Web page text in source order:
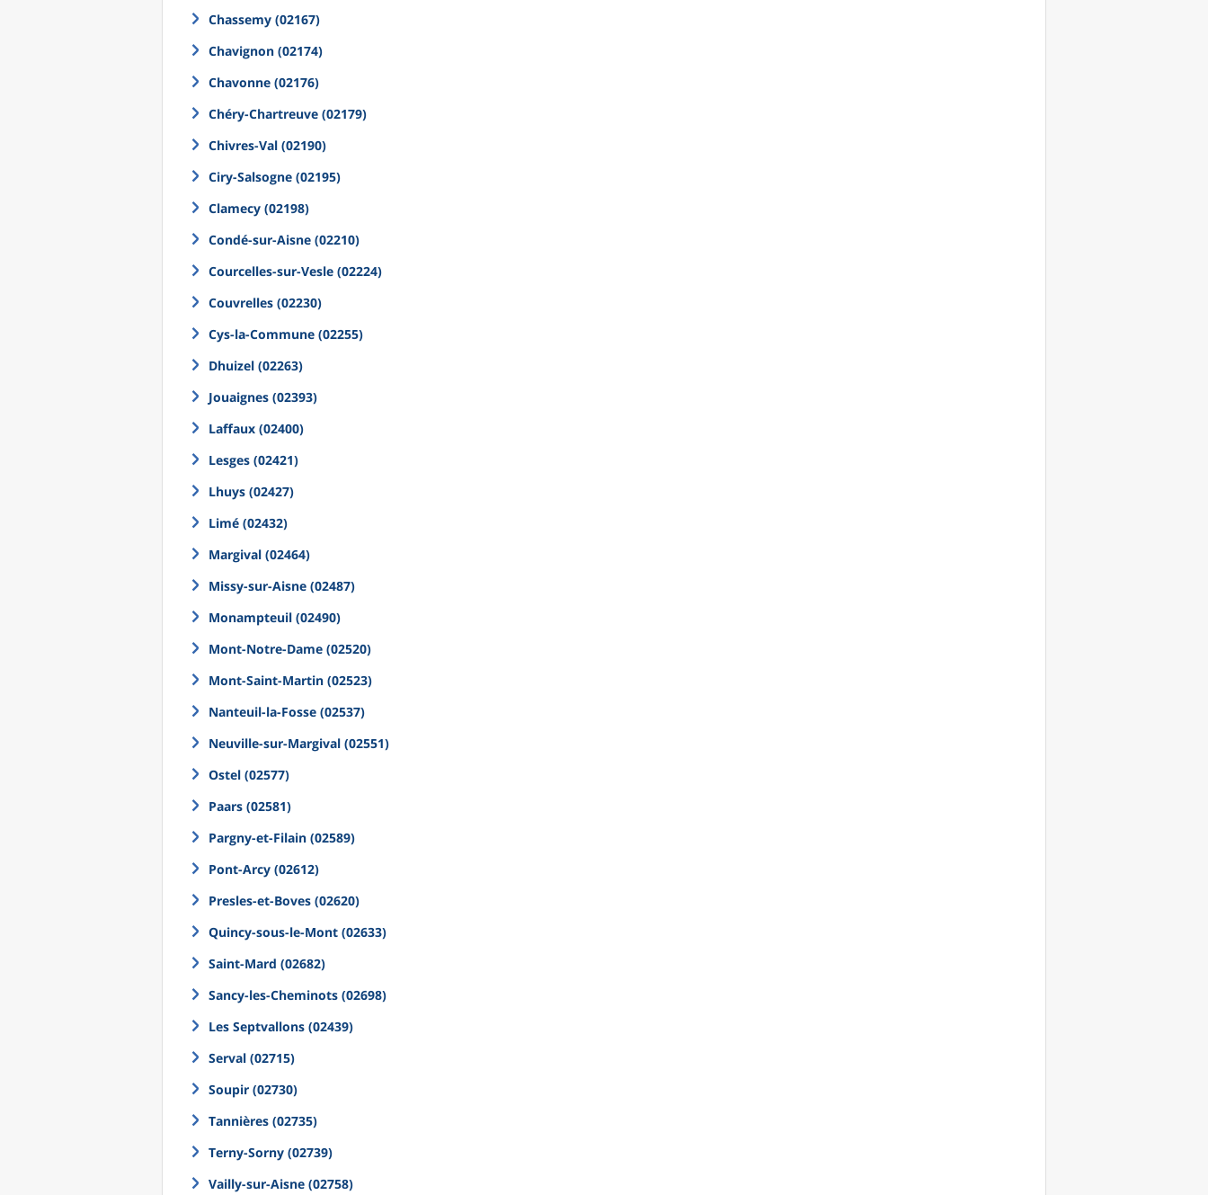
Chassemy (02167)
Chavignon (02174)
Chavonne (02176)
Chéry-Chartreuve (02179)
Chivres-Val (02190)
Ciry-Salsogne (02195)
Clamecy (02198)
Condé-sur-Aisne (02210)
Courcelles-sur-Vesle (02224)
Couvrelles (02230)
Cys-la-Commune (02255)
Dhuizel (02263)
Jouaignes (02393)
Laffaux (02400)
Lesges (02421)
Lhuys (02427)
Limé (02432)
Margival (02464)
Missy-sur-Aisne (02487)
Monampteuil (02490)
Mont-Notre-Dame (02520)
Mont-Saint-Martin (02523)
Nanteuil-la-Fosse (02537)
Neuville-sur-Margival (02551)
Ostel (02577)
Paars (02581)
Pargny-et-Filain (02589)
Pont-Arcy (02612)
Presles-et-Boves (02620)
Quincy-sous-le-Mont (02633)
Saint-Mard (02682)
Sancy-les-Cheminots (02698)
Les Septvallons (02439)
Serval (02715)
Soupir (02730)
Tannières (02735)
Terny-Sorny (02739)
Vailly-sur-Aisne (02758)